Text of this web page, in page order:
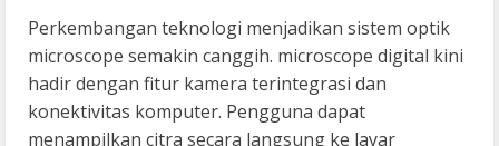
Perkembangan teknologi menjadikan sistem optik
microscope semakin canggih. microscope digital kini
hadir dengan fitur kamera terintegrasi dan
konektivitas komputer. Pengguna dapat
menampilkan citra secara langsung ke layar